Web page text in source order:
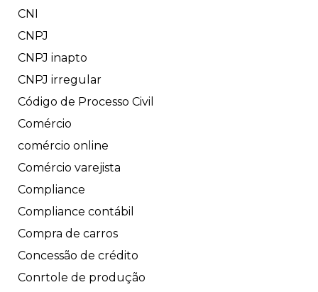
CNI
CNPJ
CNPJ inapto
CNPJ irregular
Código de Processo Civil
Comércio
comércio online
Comércio varejista
Compliance
Compliance contábil
Compra de carros
Concessão de crédito
Conrtole de produção